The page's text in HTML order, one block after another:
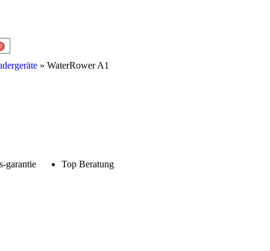
» WaterRower A1
garantie Top Beratung